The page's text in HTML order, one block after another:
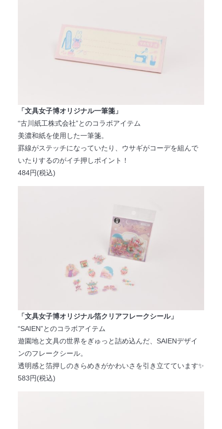
「文具女子博オリジナル一筆箋」
“古川紙工株式会社”とのコラボアイテム
美濃和紙を使用した一筆箋。
罫線がステッチになっていたり、ウサギがコーデを組んで
いたりするのがイチ押しポイント！
484円(税込)
「文具女子博オリジナル箔クリアフレークシール」
“SAIEN”とのコラボアイテム
遊園地と文具の世界をぎゅっと詰め込んだ、SAIENデザイ
ンのフレークシール。
透明感と箔押しのきらめきがかわいさを引き立てています✨
583円(税込)